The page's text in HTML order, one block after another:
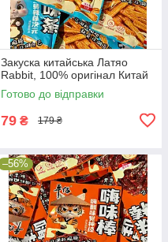
Закуска китайська Латяо
Rabbit, 100% оригінал Китай
Готово до відправки
79 ₴ 179 ₴
–56%